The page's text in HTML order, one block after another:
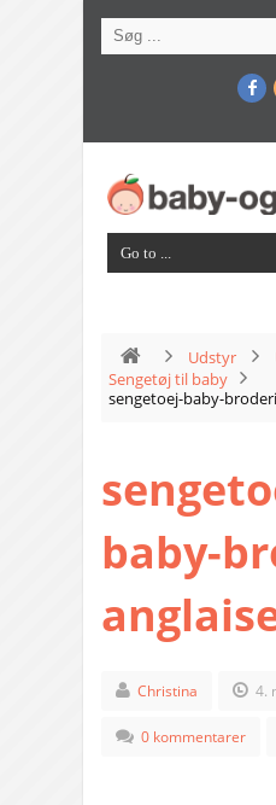
Udstyr
Sengetøj til baby
sengetoej-baby-
baby-
Christina 4.
0 kommentarer